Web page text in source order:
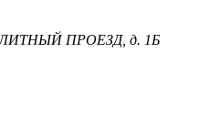
ПРОЕЗД, д. 1Б